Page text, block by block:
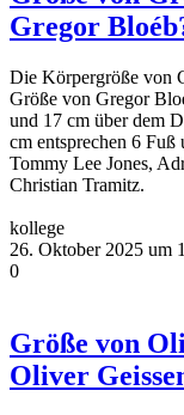
Gregor
Die Körpergröße von
Größe von Gregor
und 17 cm über dem
cm entsprechen 6
Tommy Lee Jones,
Christian Tramitz.
kollege
26. Oktober 2025 um
0
Größe von
Oliver